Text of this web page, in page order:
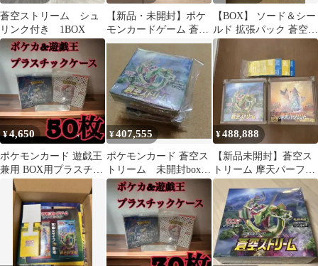
蒼空ストリーム シュ
リンク付き 1BOX
【新品・未開封】ポケ
モンカードゲーム 蒼空
ストリーム2BOX シュ
リンク付き
【BOX】 ソード＆シー
ルド 拡張パック 蒼空ス
トリーム
¥4,650
ポケモンカード 遊戯王
兼用 BOX用プラスチッ
クケース ボックスロ
ーダー15
¥407,555
ポケモンカード 蒼空ス
トリーム 未開封box
1箱 2BOX出品も可能
¥488,888
【新品未開封】蒼空ス
トリーム 摩天パーフェ
クトBOXシュリンク付
きプロモ2種付き